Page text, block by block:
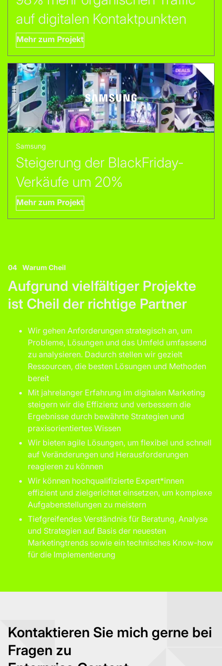
auf digitalen Kontaktpunkten
Mehr zum Projekt
Samsung
Steigerung der BlackFriday-
Verkäufe um 20%
Mehr zum Projekt
04 Warum Cheil
Aufgrund vielfältiger Projekte
ist Cheil der richtige Partner
Wir gehen Anforderungen strategisch an, um
Probleme, Lösungen und das Umfeld umfassend
zu analysieren. Dadurch stellen wir gezielt
Ressourcen, die besten Lösungen und Methoden
bereit
Mit jahrelanger Erfahrung im digitalen Marketing
steigern wir die Effizienz und verbessern die
Ergebnisse durch bewährte Strategien und
praxisorientiertes Wissen
Wir bieten agile Lösungen, um flexibel und schnell
auf Veränderungen und Herausforderungen
reagieren zu können
Wir können hochqualifizierte Expert*innen
effizient und zielgerichtet einsetzen, um komplexe
Aufgabenstellungen zu meistern
Tiefgreifendes Verständnis für Beratung, Analyse
und Strategien auf Basis der neuesten
Marketingtrends sowie ein technisches Know-how
für die Implementierung
Kontaktieren Sie mich gerne bei
Fragen zu